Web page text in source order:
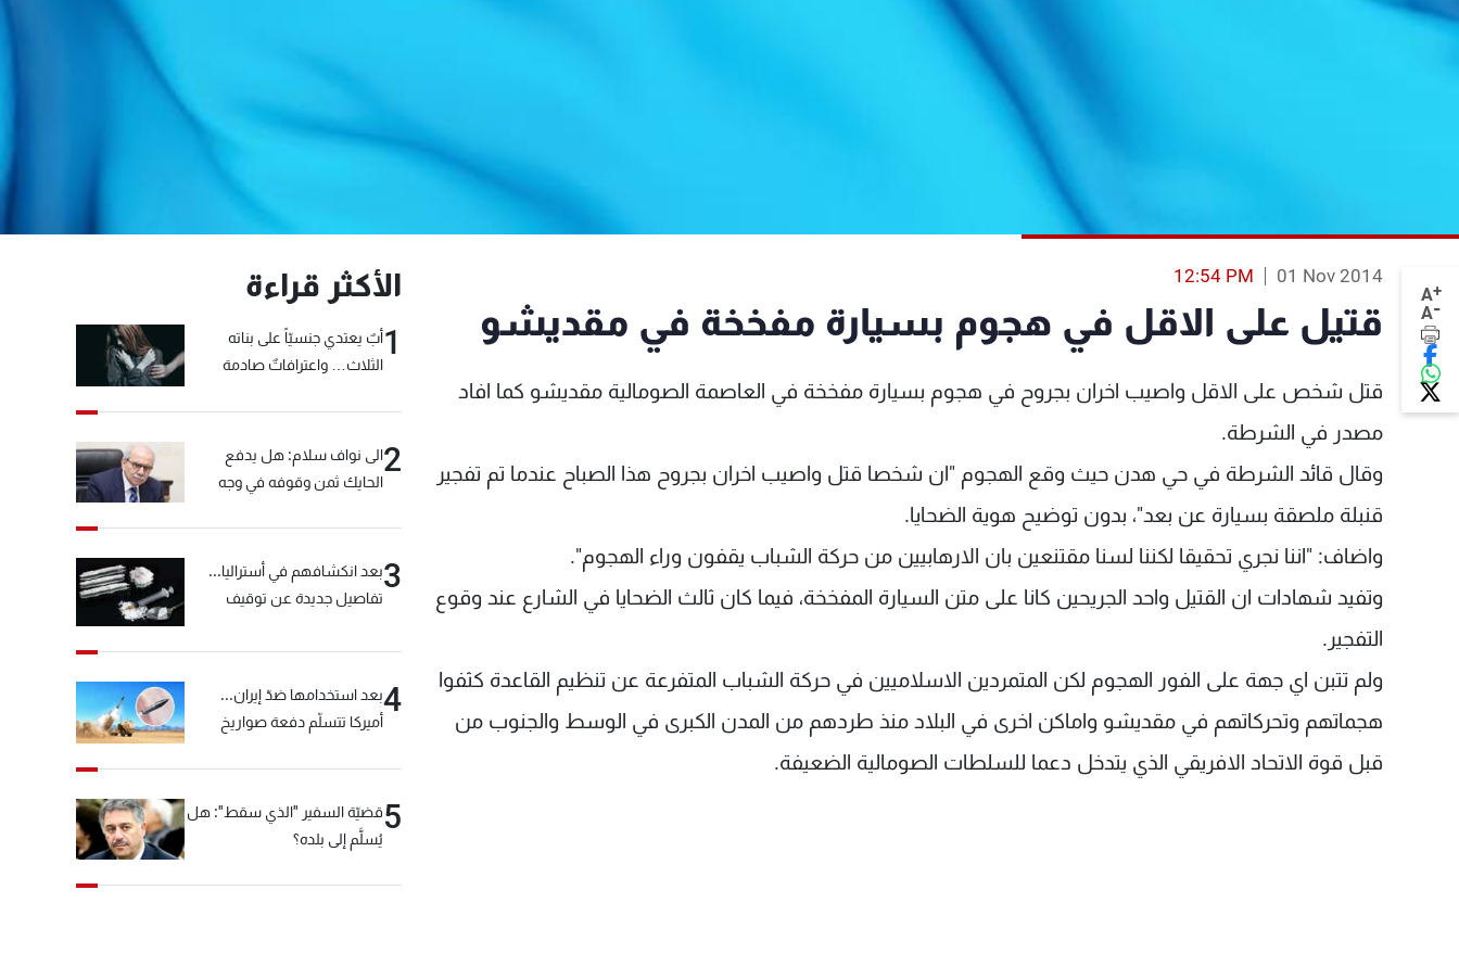
A+
A-
01 Nov 2014
12:54 PM
قتيل على الاقل في هجوم بسيارة مفخخة في مقديشو
قتل شخص على الاقل واصيب اخران بجروح في هجوم بسيارة مفخخة في العاصمة الصومالية مقديشو كما افاد
مصدر في الشرطة.
وقال قائد الشرطة في حي هدن حيث وقع الهجوم "ان شخصا قتل واصيب اخران بجروح هذا الصباح عندما تم تفجير
قنبلة ملصقة بسيارة عن بعد"، بدون توضيح هوية الضحايا.
واضاف: "اننا نجري تحقيقا لكننا لسنا مقتنعين بان الارهابيين من حركة الشباب يقفون وراء الهجوم".
وتفيد شهادات ان القتيل واحد الجريحين كانا على متن السيارة المفخخة، فيما كان ثالث الضحايا في الشارع عند وقوع
التفجير.
ولم تتبن اي جهة على الفور الهجوم لكن المتمردين الاسلاميين في حركة الشباب المتفرعة عن تنظيم القاعدة كثفوا
هجماتهم وتحركاتهم في مقديشو واماكن اخرى في البلاد منذ طردهم من المدن الكبرى في الوسط والجنوب من
قبل قوة الاتحاد الافريقي الذي يتدخل دعما للسلطات الصومالية الضعيفة.
الأكثر قراءة
1أبٌ يعتدي جنسيّاً على بناته
الثلاث… واعترافاتٌ صادمة
2الى نواف سلام: هل يدفع
الحايك ثمن وقوفه في وجه
3بعد انكشافهم في أستراليا...
تفاصيل جديدة عن توقيف
4بعد استخدامها ضدّ إيران...
أميركا تتسلّم دفعة صواريخ
5قضيّة السفير "الذي سقط": هل
يُسلَّم إلى بلده؟